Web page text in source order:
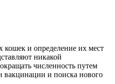
кошек и определение их мест
никакой
численность путем
вакцинации и поиска нового